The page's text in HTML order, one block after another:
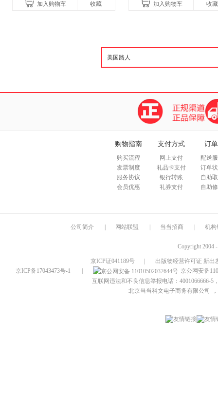
加入购物车 收藏
妙滋味！令人无法抗拒的
加入购物车 收藏
购物指南
购买流程
发票制度
服务协议
会员优惠
支付方式
网上支付
礼品卡支付
银行转账
礼券支付
订
配送
订单
自助
自助
公司简介 网站联盟 当当招商 机构
Copyright 2004
京ICP证041189号
出版物经营许可证 新出
京ICP备17043473号-1
京公网安备
互联网违法和不良信息举报电话：4001066666-5
北京当当科文电子商务有限公司